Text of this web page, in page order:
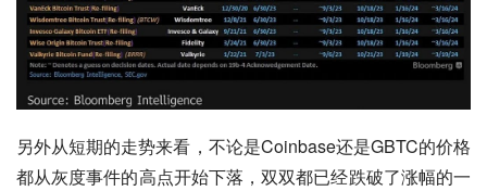
另外从短期的走势来看，不论是Coinbase还是GBTC的价格
都从灰度事件的高点开始下落，双双都已经跌破了涨幅的一